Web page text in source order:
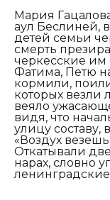
Мария
аул Беслиней,
детей семьи
смерть
черкесские им
Фатима, Петю
кормили,
которых везли
веяло
видя, что
улицу составу,
«Воздух
Откатывали
нарах, словно
ленинградские